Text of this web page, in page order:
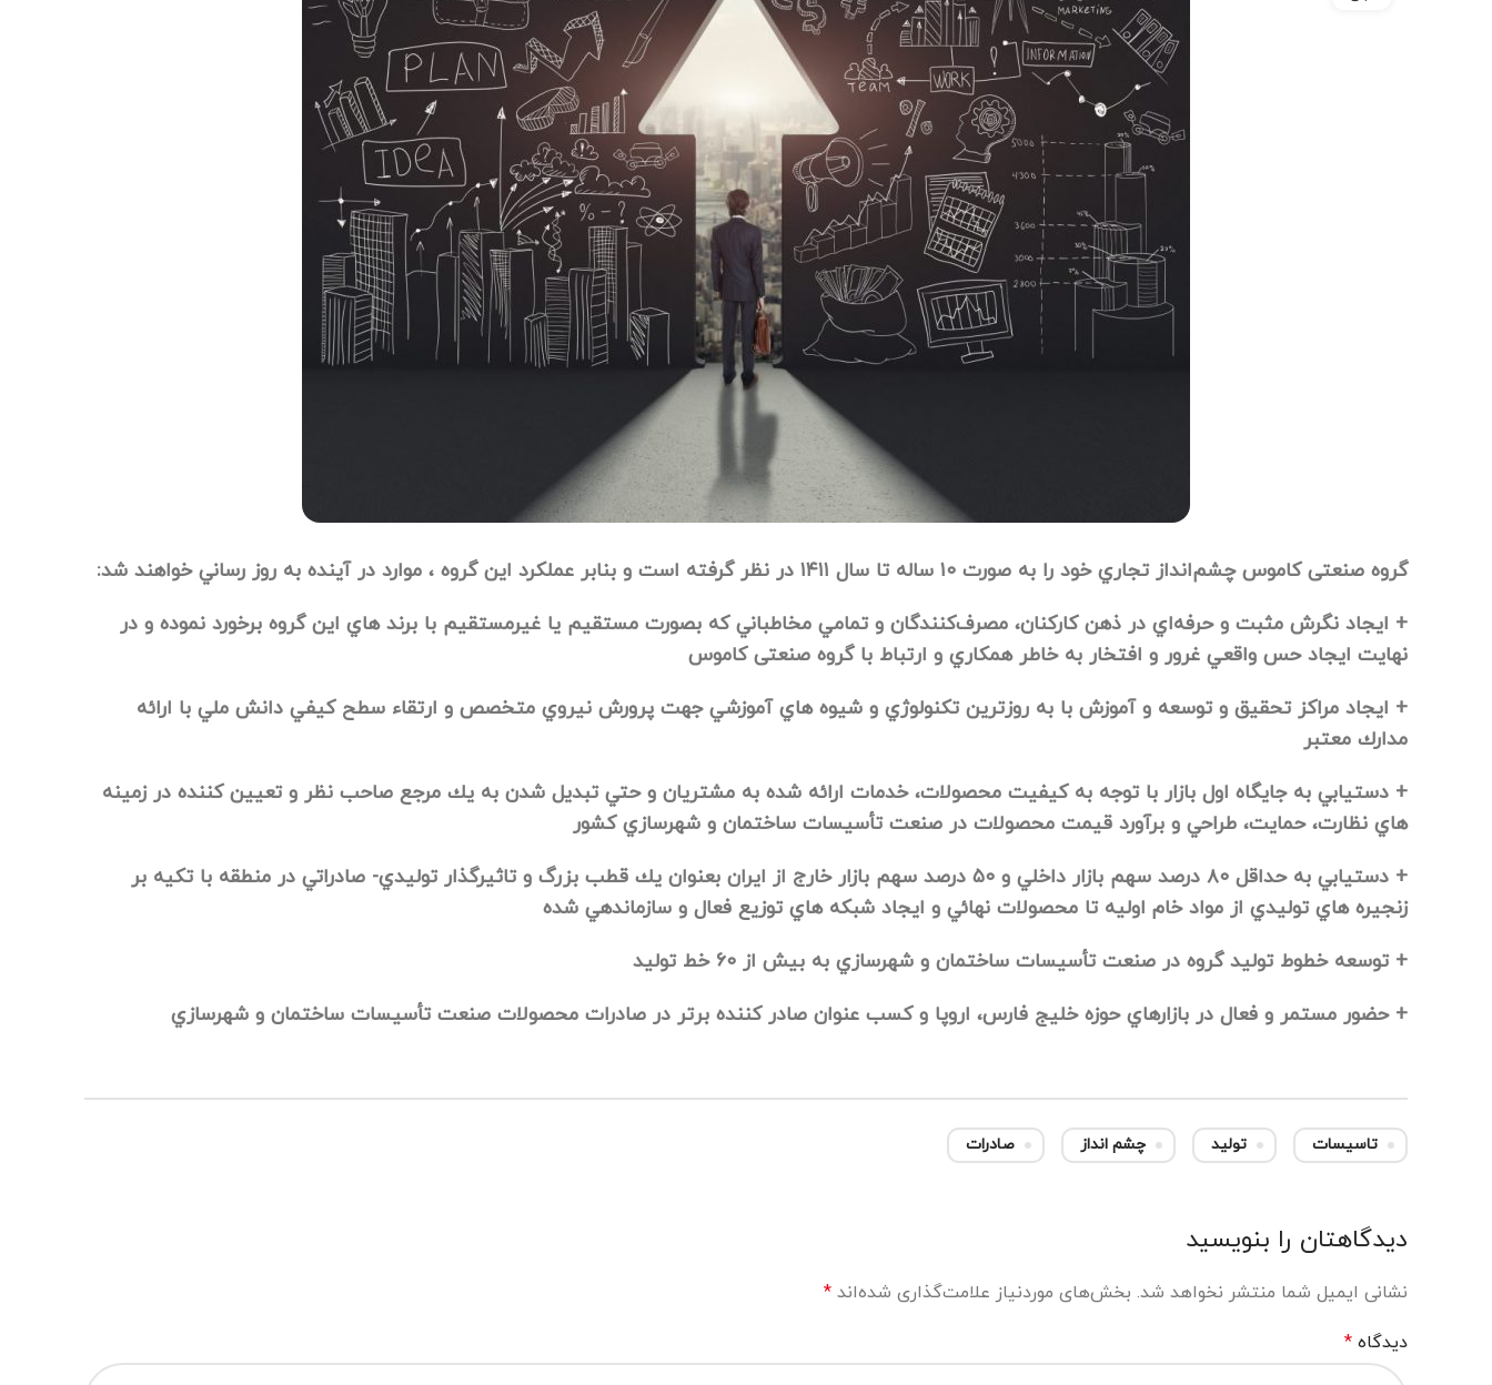
گروه صنعتی کاموس چشم‌انداز تجاري خود را به صورت ۱۰ ساله تا سال ۱۴۱۱ در نظر گرفته است و بنابر عملكرد اين گروه ، موارد در آينده به روز رساني خواهند شد:
+ ايجاد نگرش مثبت و حرفه‌اي در ذهن كاركنان، مصرف‌كنندگان و تمامي مخاطباني كه بصورت مستقيم يا غيرمستقيم با برند هاي اين گروه برخورد نموده و در
نهايت ايجاد حس واقعي غرور و افتخار به خاطر همكاري و ارتباط با گروه صنعتی کاموس
+ ايجاد مراكز تحقيق و توسعه و آموزش با به روزترين تكنولوژي و شيوه هاي آموزشي جهت پرورش نيروي متخصص و ارتقاء سطح كيفي دانش ملي با ارائه
مدارك معتبر
+ دستيابي به جايگاه اول بازار با توجه به كيفيت محصولات، خدمات ارائه شده به مشتريان و حتي تبديل شدن به يك مرجع صاحب نظر و تعيين كننده در زمينه
هاي نظارت، حمايت، طراحي و برآورد قيمت محصولات در صنعت تأسيسات ساختمان و شهرسازي کشور
+ دستيابي به حداقل ۸۰ درصد سهم بازار داخلي و ۵۰ درصد سهم بازار خارج از ايران بعنوان يك قطب بزرگ و تاثيرگذار توليدي- صادراتي در منطقه با تكيه بر
زنجيره هاي توليدي از مواد خام اوليه تا محصولات نهائي و ايجاد شبكه هاي توزيع فعال و سازماندهي شده
+ توسعه خطوط توليد گروه در صنعت تأسيسات ساختمان و شهرسازي به بيش از ۶۰ خط توليد
+ حضور مستمر و فعال در بازارهاي حوزه خليج فارس، اروپا و كسب عنوان صادر كننده برتر در صادرات محصولات صنعت تأسيسات ساختمان و شهرسازي
تاسیسات تولید چشم انداز صادرات
دیدگاهتان را بنویسید
نشانی ایمیل شما منتشر نخواهد شد. بخش‌های موردنیاز علامت‌گذاری شده‌اند *
دیدگاه *